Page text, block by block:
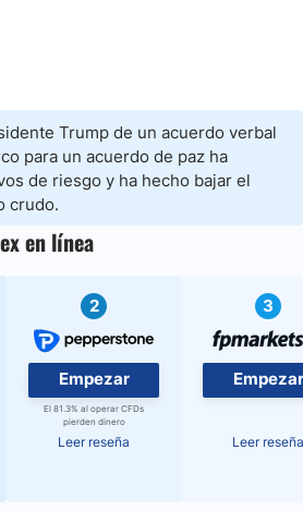
Trump de un acuerdo verbal
para un acuerdo de paz ha
de riesgo y ha hecho bajar el
crudo.
en línea
2
Empezar
El 81.3% al operar CFDs
pierden dinero
Leer reseña
3
Empezar
Leer reseña